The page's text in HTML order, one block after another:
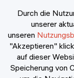
©2026Constructor
Durch die
unserer
unseren
"Akzeptieren"
auf dieser
Speicherung von